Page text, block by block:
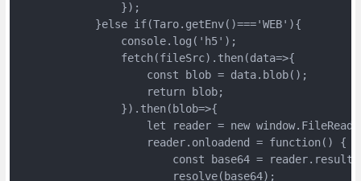
                });
            }else if(Taro.getEnv()==='WEB'){
                console.log('h5');
                fetch(fileSrc).then(data=>{
                    const blob = data.blob();
                    return blob;
                }).then(blob=>{
let reader = new
                    reader.onloadend = function() {
                        const base64 = reader.result;
                        resolve(base64);